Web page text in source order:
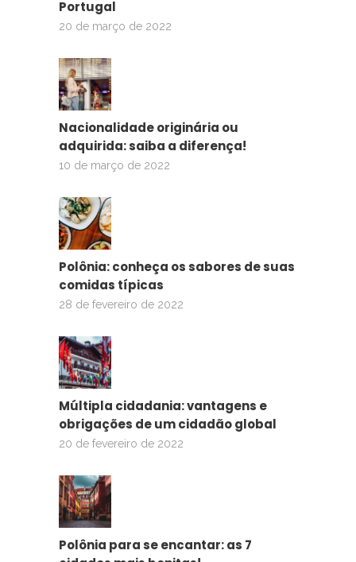
Portugal
20 de março de 2022
Nacionalidade originária ou
adquirida: saiba a diferença!
10 de março de 2022
Polônia: conheça os sabores de suas
comidas típicas
28 de fevereiro de 2022
Múltipla cidadania: vantagens e
obrigações de um cidadão global
20 de fevereiro de 2022
Polônia para se encantar: as 7